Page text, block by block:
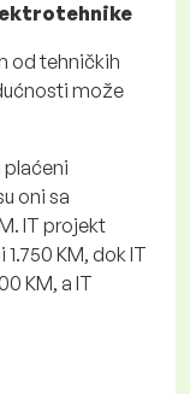
od tehničkih
može
oni sa
IT projekt
KM, dok IT
KM, a IT